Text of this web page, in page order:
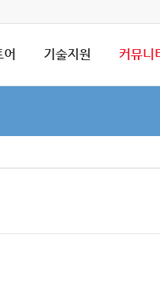
기술지원 커뮤니